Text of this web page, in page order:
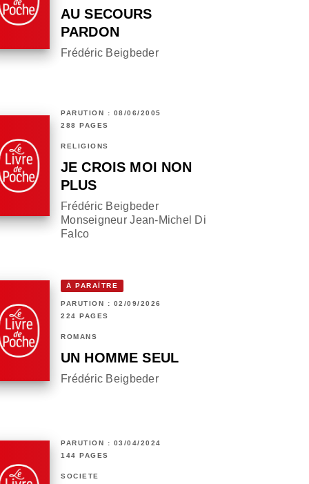
AU SECOURS
PARDON
Frédéric Beigbeder
PARUTION : 08/06/2005
288 PAGES
RELIGIONS
JE CROIS MOI NON
PLUS
Frédéric Beigbeder
Monseigneur Jean-Michel Di
Falco
À PARAÎTRE
PARUTION : 02/09/2026
224 PAGES
ROMANS
UN HOMME SEUL
Frédéric Beigbeder
PARUTION : 03/04/2024
144 PAGES
SOCIÉTÉ